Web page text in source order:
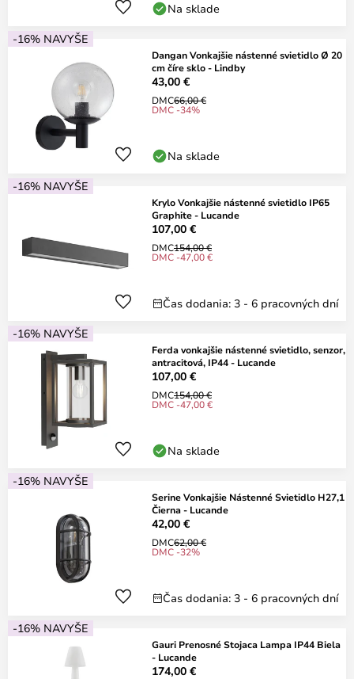
Na sklade
-16% NAVYŠE
Dangan Vonkajšie nástenné svietidlo Ø 20
cm číre sklo - Lindby
43,00 €
DMC66,00 €
DMC -34%
Na sklade
-16% NAVYŠE
Krylo Vonkajšie nástenné svietidlo IP65
Graphite - Lucande
107,00 €
DMC154,00 €
DMC -47,00 €
Čas dodania: 3 - 6 pracovných dní
-16% NAVYŠE
Ferda vonkajšie nástenné svietidlo, senzor,
antracitová, IP44 - Lucande
107,00 €
DMC154,00 €
DMC -47,00 €
Na sklade
-16% NAVYŠE
Serine Vonkajšie Nástenné Svietidlo H27,1
Čierna - Lucande
42,00 €
DMC62,00 €
DMC -32%
Čas dodania: 3 - 6 pracovných dní
-16% NAVYŠE
Gauri Prenosné Stojaca Lampa IP44 Biela
- Lucande
174,00 €